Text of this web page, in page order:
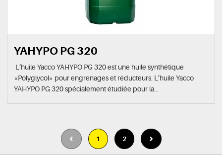
YAHYPO PG 320
L’huile Yacco YAHYPO PG 320 est une huile synthétique
«Polyglycol» pour engrenages et réducteurs. L’huile Yacco
YAHYPO PG 320 spécialement étudiée pour la...
1 2